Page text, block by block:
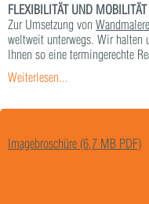
FLEXIBILITÄT UND MOBILITÄT
Zur Umsetzung von
weltweit unterwegs. Wir halten
Ihnen so eine termingerechte
Weiterlesen...
Imagebroschüre (6,7 MB PDF)